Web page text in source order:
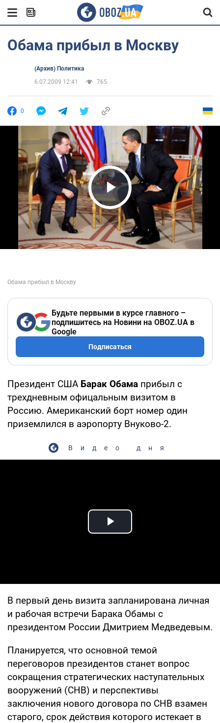
Обама прибыл в Москву
(Архив) Политика
6.07.2009 12:41
765
0
Play Video
Будьте первыми в курсе главного –
подпишитесь на Новини на OBOZ.UA в
Google
Подписаться
Президент США Барак Обама прибыл с
трехдневным офицальным визитом в
Россию. Американский борт номер один
приземлился в аэропорту Внуково-2.
Видео дня
Play Video
В первый день визита запланирована личная
и рабочая встречи Барака Обамы с
президентом России Дмитрием Медведевым.
Планируется, что основной темой
переговоров президентов станет вопрос
сокращения стратегических наступательных
вооружений (СНВ) и перспективы
заключения нового договора по СНВ взамен
старого, срок действия которого истекает в